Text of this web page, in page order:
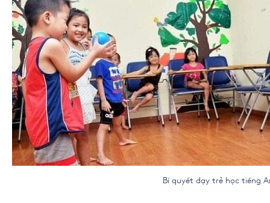
Bí quyết dạy trẻ học tiếng Anh lớp